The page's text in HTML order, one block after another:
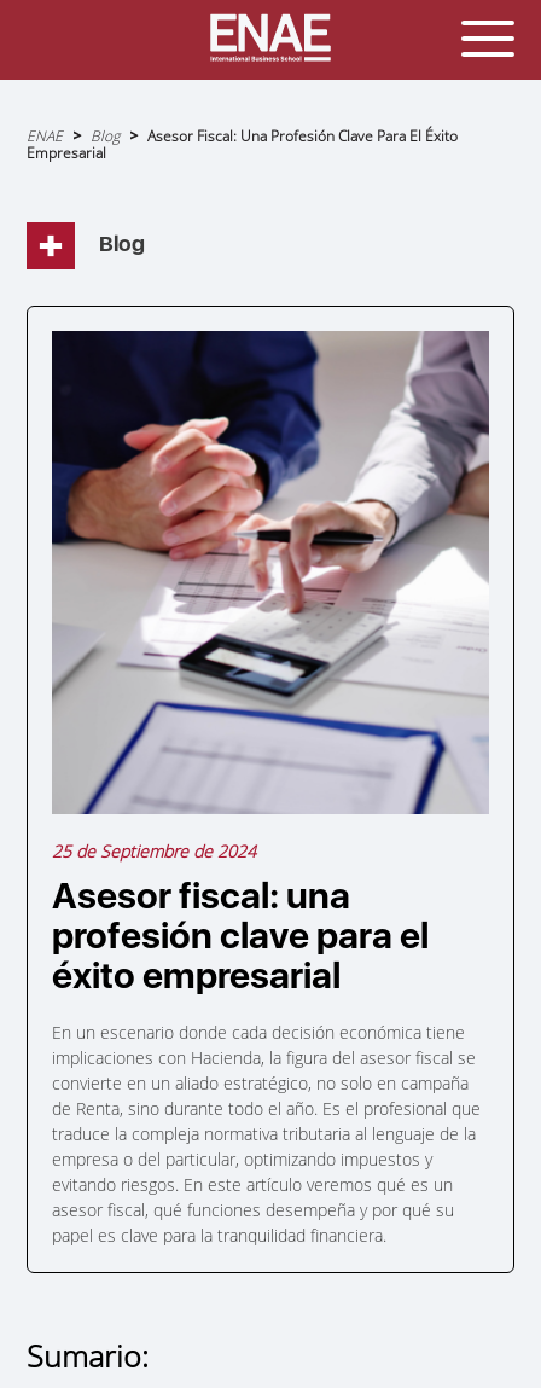
Sobrescribir
enlaces
de
navegación
ENAE Blog
Asesor Fiscal: Una Profesión Clave Para El Éxito
Empresarial
Blog
25 de Septiembre de 2024
Asesor fiscal: una
profesión clave para el
éxito empresarial
En un escenario donde cada decisión económica tiene
implicaciones con Hacienda, la figura del asesor fiscal se
convierte en un aliado estratégico, no solo en campaña
de Renta, sino durante todo el año. Es el profesional que
traduce la compleja normativa tributaria al lenguaje de la
empresa o del particular, optimizando impuestos y
evitando riesgos. En este artículo veremos qué es un
asesor fiscal, qué funciones desempeña y por qué su
papel es clave para la tranquilidad financiera.
Sumario: